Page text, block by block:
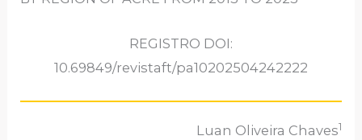
REGISTRO DOI:
10.69849/revistaft/pa10202504242222
Luan Oliveira Chaves1